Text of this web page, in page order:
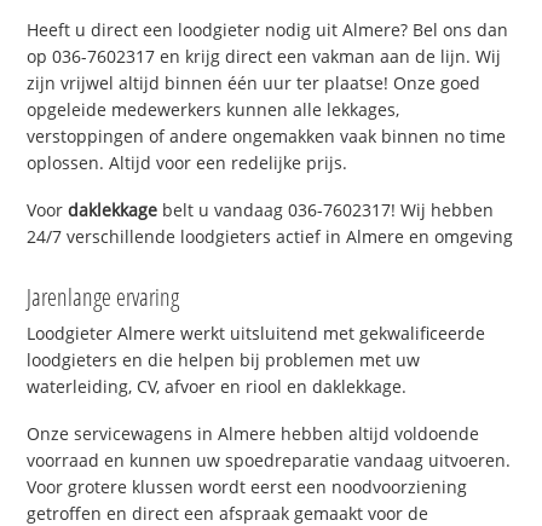
Heeft u direct een loodgieter nodig uit Almere? Bel ons dan
op 036-7602317 en krijg direct een vakman aan de lijn. Wij
zijn vrijwel altijd binnen één uur ter plaatse! Onze goed
opgeleide medewerkers kunnen alle lekkages,
verstoppingen of andere ongemakken vaak binnen no time
oplossen. Altijd voor een redelijke prijs.
Voordaklekkage belt u vandaag 036-7602317! Wij hebben
24/7 verschillende loodgieters actief in Almere en omgeving
Jarenlange ervaring
Loodgieter Almere werkt uitsluitend met gekwalificeerde
loodgieters en die helpen bij problemen met uw
waterleiding, CV, afvoer en riool en daklekkage.
Onze servicewagens in Almere hebben altijd voldoende
voorraad en kunnen uw spoedreparatie vandaag uitvoeren.
Voor grotere klussen wordt eerst een noodvoorziening
getroffen en direct een afspraak gemaakt voor de